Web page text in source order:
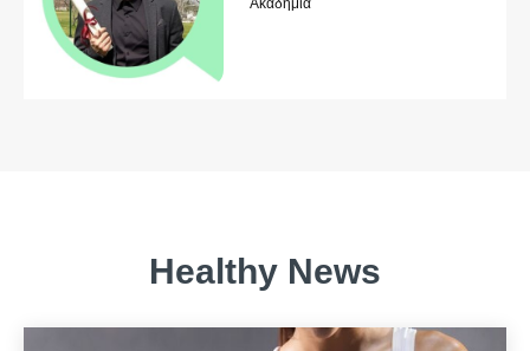
Ακαδημία
Healthy News